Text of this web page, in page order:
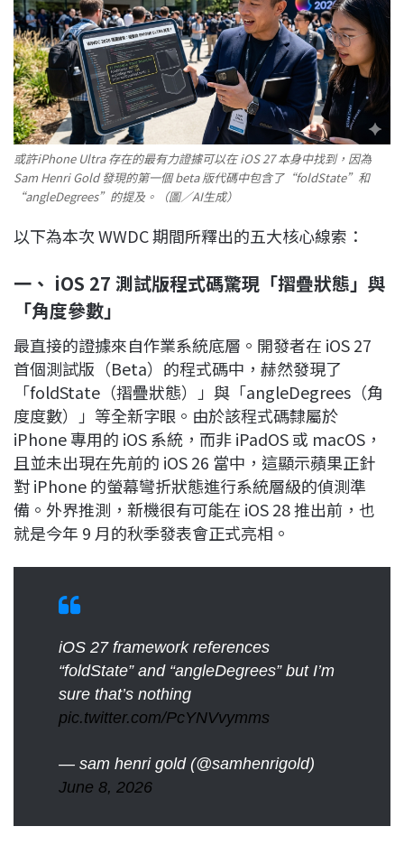
或許iPhone Ultra 存在的最有力證據可以在 iOS 27 本身中找到，因為
Sam Henri Gold 發現的第一個 beta 版代碼中包含了“foldState”和
“angleDegrees”的提及。（圖／AI生成）
以下為本次 WWDC 期間所釋出的五大核心線索：
一、 iOS 27 測試版程式碼驚現「摺疊狀態」與
「角度參數」
最直接的證據來自作業系統底層。開發者在 iOS 27
首個測試版（Beta）的程式碼中，赫然發現了
「foldState（摺疊狀態）」與「angleDegrees（角
度度數）」等全新字眼。由於該程式碼隸屬於
iPhone 專用的 iOS 系統，而非 iPadOS 或 macOS，
且並未出現在先前的 iOS 26 當中，這顯示蘋果正針
對 iPhone 的螢幕彎折狀態進行系統層級的偵測準
備。外界推測，新機很有可能在 iOS 28 推出前，也
就是今年 9 月的秋季發表會正式亮相。
iOS 27 framework references
“foldState” and “angleDegrees” but I’m
sure that’s nothing
pic.twitter.com/PcYNVvymms
— sam henri gold (@samhenrigold)
June 8, 2026